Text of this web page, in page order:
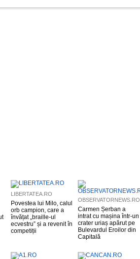
LIBERTATEA.RO
Povestea lui Milo, calul
orb campion, care a
învățat „braille-ul
ecvestru” și a revenit în
competiții
OBSERVATORNEWS.RO
Carmen Șerban a
intrat cu mașina într-un
crater uriaș apărut pe
Bulevardul Eroilor din
Capitală